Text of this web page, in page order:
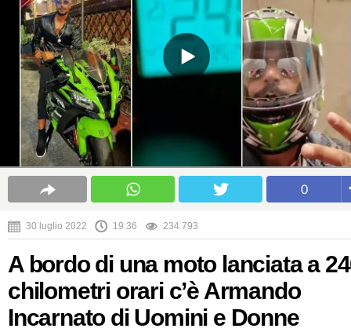
0
30 luglio 2022 19:36 234.793
A bordo di una moto lanciata a
chilometri orari c’è Armando
Incarnato di Uomini e Donne